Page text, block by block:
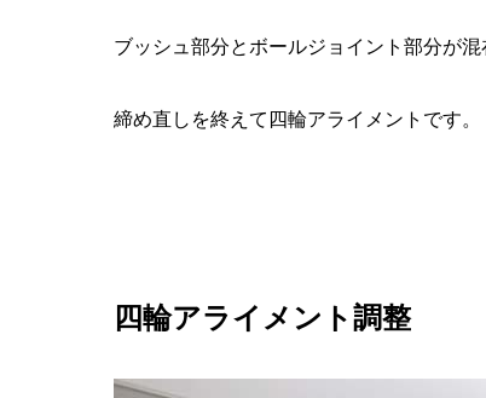
ブッシュ部分とボールジョイント部分が
締め直しを終えて四輪アライメントです。
四輪アライメント調整